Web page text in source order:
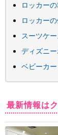
ロッカー
ロッカー
スーツケ
ディズニ
ベビーカ
最新情報は